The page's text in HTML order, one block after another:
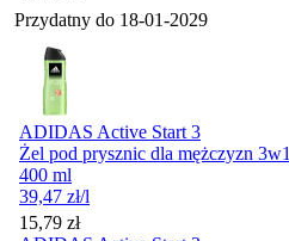
Przydatny do 18-01-2029
ADIDAS Active Start 3
Żel pod prysznic dla mężczyzn 3w1
400 ml
39,47 zł/l
Cena
15,79 zł